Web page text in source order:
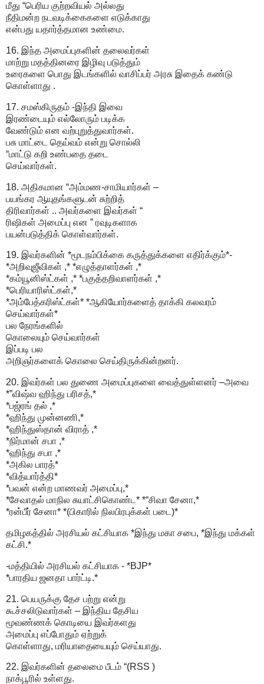
மீது “பெரிய குற்றவியல் அல்லது
நீதிமன்ற நடவடிக்கைகளை எடுக்காது
என்பது யதார்த்தமான உண்மை.
16. இந்த அமைப்புகளின் தலைவர்கள்
மாற்று மதத்தினரை இழிவு படுத்தும்
உரைகளை பொது இடங்களில் வாசிப்பர் அரசு இதைக் கண்டு
கொள்ளாது .
17. சமஸ்கிருதம் -இந்தி இவை
இரண்டையும் எல்லோரும் படிக்க
வேண்டும் என வற்புறுத்துவார்கள்.
பசு மாட்டை தெய்வம் என்று சொல்லி
“மாட்டு கறி உண்பதை தடை
செய்வார்கள்.
18. அதிகமான “அம்மண-சாமியார்கள் –
பயங்கர ஆயுதங்களுடன் சுற்றித்
திரிவார்கள் .. அவர்களை இவர்கள் “
ரிஷிகள் அமைப்பு என ” ரவுடிகளாக
பயன்படுத்திக் கொள்வார்கள்.
19. இவர்களின் *மூடநம்பிக்கை கருத்துக்களை எதிர்க்கும்*-
*அறிவுஜீவிகள் ,* *எழுத்தாளர்கள் ,*
*கம்யூனிஸ்ட்கள் ,* *பகுத்தறிவாளர்கள் ,*
*பெரியாரிஸ்ட்கள்,*
*அம்பேத்கரிஸ்ட்கள்* *ஆகியோர்களைத் தாக்கி கலவரம்
செய்வார்கள்*
பல நேரங்களில்
கொலையும் செய்வார்கள்
இப்படி பல
அறிஞர்களைக் கொலை செய்திருக்கின்றனர்.
20. இவர்கள் பல துணை அமைப்புகளை வைத்துள்ளனர் –அவை
*”விஷ்வ ஹிந்து பரிசத்,*
*பஜ்ரங் தல் ,*
*ஹிந்து முன்னணி,*
*ஹிந்துஸ்தான் விராத் ,*
*நிர்மான் சபா ,*
*ஹிந்து சபா ,*
*அகில பாரத்*
*வித்யார்த்தி*
*பவன் என்ற மாணவர் அமைப்பு,*
*சேவாதல் மாநில சுயாட்சிகொண்ட* *“சிவா சேனா,*
*ரன்பீர் சேனா* *(பிகாரில் நிலபிரபுக்கள் படை)*
தமிழகத்தில் அரசியல் கட்சியாக *இந்து மகா சபை, *இந்து மக்கள்
கட்சி.*
-மத்தியில் அரசியல் கட்சியாக - *BJP*
*பாரதிய ஜனதா பார்ட்டி.*
21. பெயருக்கு தேச பற்று என்று
கூச்சலிடுவார்கள் – இந்திய தேசிய
மூவண்ணக் கொடியை இவர்களது
அமைப்பு எப்போதும் ஏற்றுக்
கொள்ளாது, மரியாதையையும் செய்யாது.
22. இவர்களின் தலைமை பீடம் “(RSS )
நாக்பூரில் உள்ளது.